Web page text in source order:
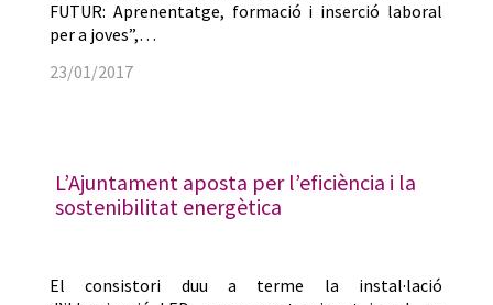
FUTUR: Aprenentatge, formació i inserció laboral
per a joves”,…
23/01/2017
L’Ajuntament aposta per l’eficiència i la
sostenibilitat energètica
El consistori duu a terme la instal·lació